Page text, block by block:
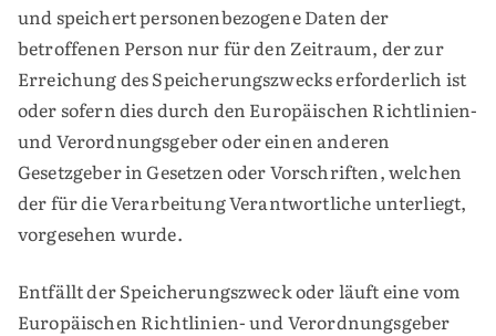
und speichert personenbezogene Daten der
betroffenen Person nur für den Zeitraum, der zur
Erreichung des Speicherungszwecks erforderlich ist
oder sofern dies durch den Europäischen Richtlinien-
und Verordnungsgeber oder einen anderen
Gesetzgeber in Gesetzen oder Vorschriften, welchen
der für die Verarbeitung Verantwortliche unterliegt,
vorgesehen wurde.
Entfällt der Speicherungszweck oder läuft eine vom
Europäischen Richtlinien- und Verordnungsgeber